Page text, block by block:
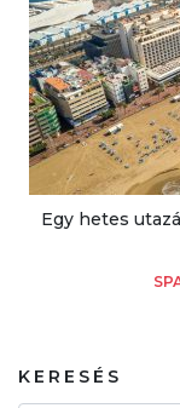
Egy hetes
KERESÉS